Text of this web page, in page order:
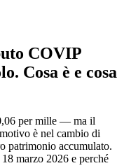
COVIP
Cosa è e cosa
per mille — ma il
è nel cambio di
patrimonio accumulato.
marzo 2026 e perché